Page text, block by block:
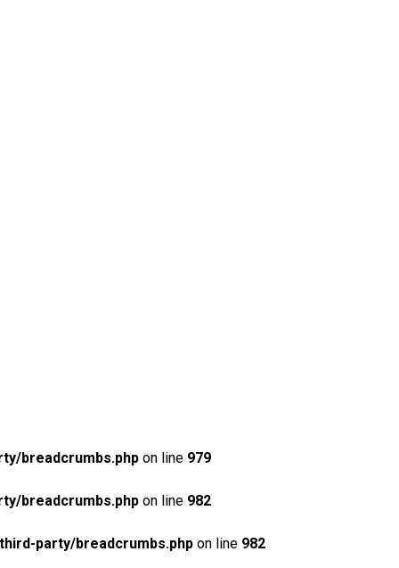
breadcrumbs.php on line 979
breadcrumbs.php on line 982
party/breadcrumbs.php on line 982